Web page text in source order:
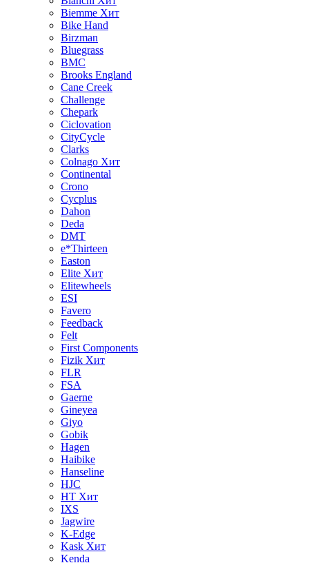
Biemme Хит
Bike Hand
Birzman
Bluegrass
BMC
Brooks England
Cane Creek
Challenge
Chepark
Ciclovation
CityCycle
Clarks
Colnago Хит
Continental
Crono
Cycplus
Dahon
Deda
DMT
e*Thirteen
Easton
Elite Хит
Elitewheels
ESI
Favero
Feedback
Felt
First Components
Fizik Хит
FLR
FSA
Gaerne
Gineyea
Giyo
Gobik
Hagen
Haibike
Hanseline
HJC
HT Хит
IXS
Jagwire
K-Edge
Kask Хит
Kenda